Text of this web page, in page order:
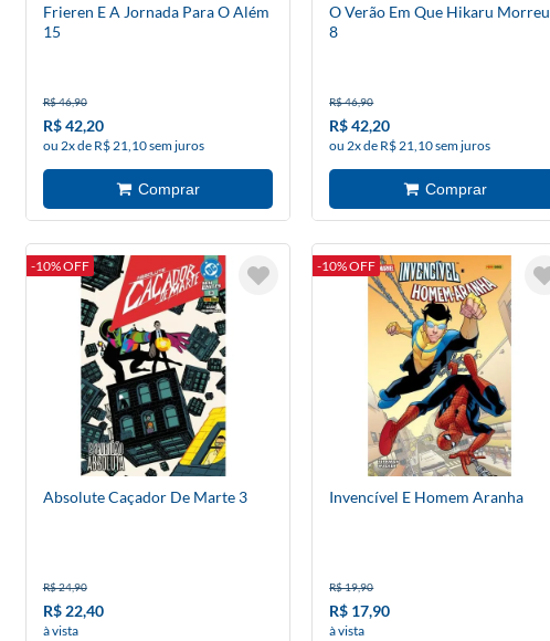
Frieren E A Jornada Para O Além
15
R$ 46,90
R$ 42,20
ou 2x de R$ 21,10 sem juros
O Verão Em Que Hikaru Morreu
8
R$ 46,90
R$ 42,20
ou 2x de R$ 21,10 sem juros
-10% OFF
Absolute Caçador De Marte 3
R$ 24,90
R$ 22,40
à vista
-10% OFF
Invencível E Homem Aranha
R$ 19,90
R$ 17,90
à vista